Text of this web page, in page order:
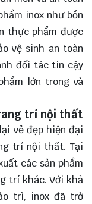
inox như bồn
thực phẩm được
vệ sinh an toàn
đối tác tin cậy
lớn trong và
trí nội thất
vẻ đẹp hiện đại
trí nội thất. Tại
các sản phẩm
trí khác. Với khả
trì, inox đã trở